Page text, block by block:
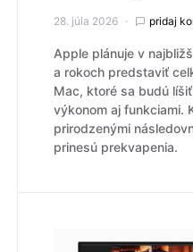
28. júla 2026 pridaj
Apple plánuje v
a rokoch predstaviť
Mac, ktoré sa budú
výkonom aj funkciami.
prirodzenými
prinesú prekvapenia.